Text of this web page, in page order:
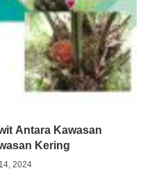
Antara Kawasan
Kering
2024